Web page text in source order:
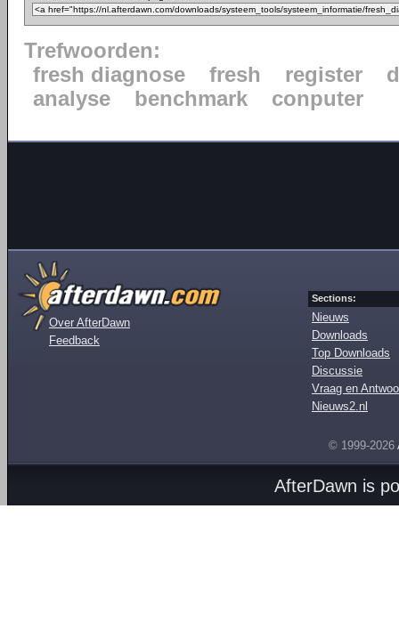
Trefwoorden:
fresh diagnose
fresh register
analyse
benchmark conputer
Over AfterDawn
Feedback
Sections:
Nieuws
Downloads
Top Downloads
Discussie
Vraag en
Nieuws2.nl
© 1999-2026
AfterDawn is